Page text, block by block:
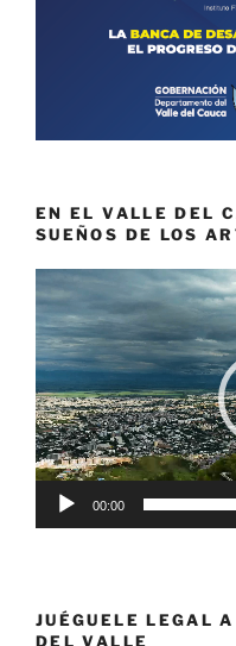
EN EL VALLE DEL
SUEÑOS DE LOS
Reproductor
de
vídeo
00:00
JUÉGUELE LEGAL
DEL VALLE